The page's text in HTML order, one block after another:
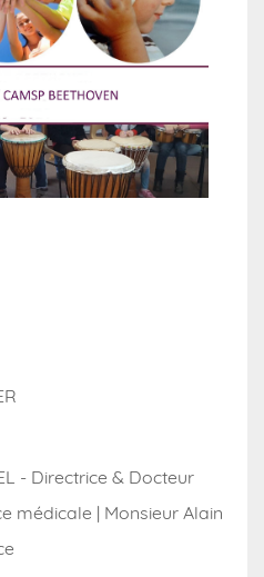
- Directrice & Docteur
médicale | Monsieur Alain